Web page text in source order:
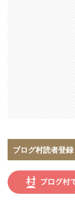
ブログ村読者登録